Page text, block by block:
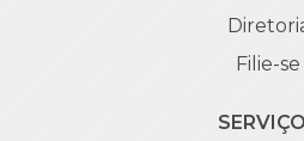
Filie-se